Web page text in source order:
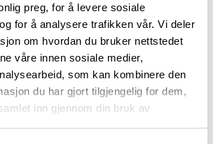
preg, for å levere sosiale
for å analysere trafikken vår. Vi deler
om hvordan du bruker nettstedet
våre innen sosiale medier,
som kan kombinere den
du har gjort tilgjengelig for dem,
inn gjennom din bruk av